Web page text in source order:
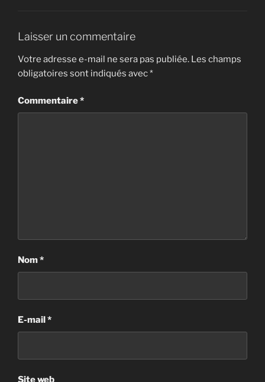
Laisser un commentaire
Votre adresse e-mail ne sera pas publiée. Les champs
obligatoires sont indiqués avec*
Commentaire*
Nom*
E-mail*
Site web